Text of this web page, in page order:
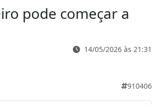
pode começar a
14/05/2026 às 21:31
910406